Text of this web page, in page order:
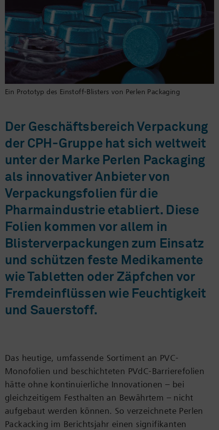
Ein Prototyp des Einstoff-Blisters von Perlen Packaging
Der Geschäftsbereich Verpackung
der CPH-Gruppe hat sich weltweit
unter der Marke Perlen Packaging
als innovativer Anbieter von
Verpackungsfolien für die
Pharmaindustrie etabliert. Diese
Folien kommen vor allem in
Blisterverpackungen zum Einsatz
und schützen feste Medikamente
wie Tabletten oder Zäpfchen vor
Fremdeinflüssen wie Feuchtigkeit
und Sauerstoff.
Das heutige, umfassende Sortiment an PVC-
Monofolien und beschichteten PVdC-Barrierefolien
hätte ohne kontinuierliche Innovationen – bei
gleichzeitigem Festhalten an Bewährtem – nicht
aufgebaut werden können. So verzeichnete Perlen
Packacking im Berichtsjahr einen signifikanten